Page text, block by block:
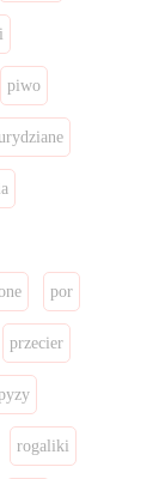
piwo
por
przecier
rogaliki